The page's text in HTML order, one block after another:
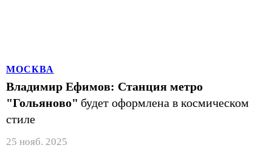
МОСКВА
Владимир Ефимов: Станция метро
"Гольяново" будет оформлена в космическом
стиле
25 нояб. 2025